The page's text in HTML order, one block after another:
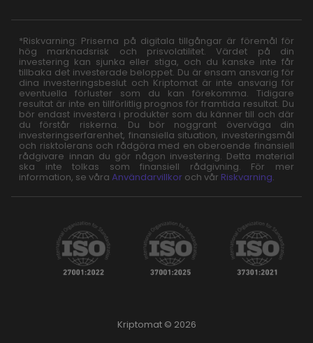
*Riskvarning: Priserna på digitala tillgångar är föremål för
hög marknadsrisk och prisvolatilitet. Värdet på din
investering kan sjunka eller stiga, och du kanske inte får
tillbaka det investerade beloppet. Du är ensam ansvarig för
dina investeringsbeslut och Kriptomat är inte ansvarig för
eventuella förluster som du kan förekomma. Tidigare
resultat är inte en tillförlitlig prognos för framtida resultat. Du
bör endast investera i produkter som du känner till och där
du förstår riskerna. Du bör noggrant överväga din
investeringserfarenhet, finansiella situation, investeringsmål
och risktolerans och rådgöra med en oberoende finansiell
rådgivare innan du gör någon investering. Detta material
ska inte tolkas som finansiell rådgivning. För mer
information, se våraAnvändarvillkor och vår Riskvarning.
Kriptomat © 2026